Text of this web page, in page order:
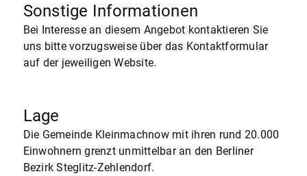
Sonstige Informationen
Bei Interesse an diesem Angebot kontaktieren Sie
uns bitte vorzugsweise über das Kontaktformular
auf der jeweiligen Website.
Lage
Die Gemeinde Kleinmachnow mit ihren rund 20.000
Einwohnern grenzt unmittelbar an den Berliner
Bezirk Steglitz-Zehlendorf.